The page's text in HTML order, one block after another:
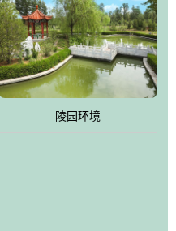
陵园环境